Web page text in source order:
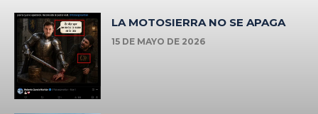
LA MOTOSIERRA NO SE APAGA
15 DE MAYO DE 2026